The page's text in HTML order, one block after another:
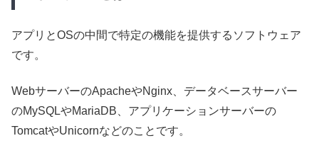
アプリとOSの中間で特定の機能を提供するソフトウェア
です。
WebサーバーのApacheやNginx、データベースサーバー
のMySQLやMariaDB、アプリケーションサーバーの
TomcatやUnicornなどのことです。